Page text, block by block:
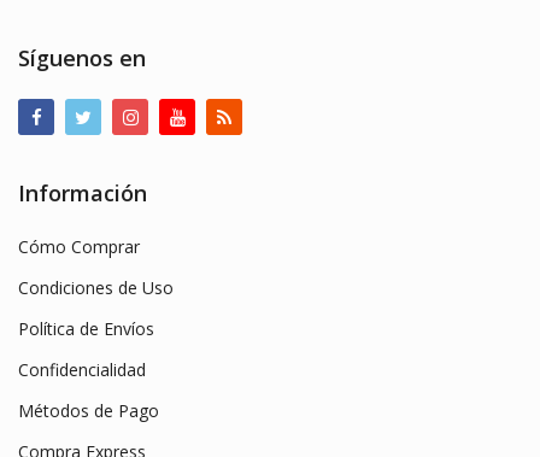
Síguenos en
Información
Cómo Comprar
Condiciones de Uso
Política de Envíos
Confidencialidad
Métodos de Pago
Compra Express